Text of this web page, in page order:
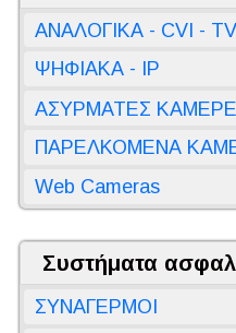
ΑΝΑΛΟΓΙΚΑ - CVI -
ΨΗΦΙΑΚΑ - IP
ΑΣΥΡΜΑΤΕΣ
ΠΑΡΕΛΚΟΜΕΝΑ
Web Cameras
Συστήματα
ΣΥΝΑΓΕΡΜΟΙ